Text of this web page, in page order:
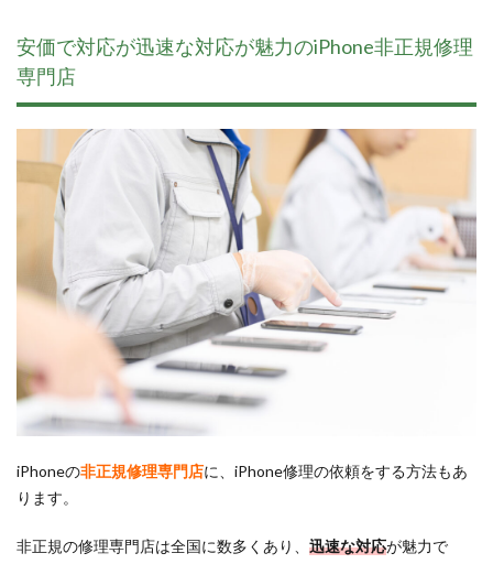
安価で対応が迅速な対応が魅力のiPhone非正規修理
専門店
iPhoneの非正規修理専門店に、iPhone修理の依頼をする方法もあ
ります。
非正規の修理専門店は全国に数多くあり、 迅速な対応が魅力で